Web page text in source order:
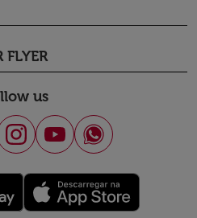
FLYER
us